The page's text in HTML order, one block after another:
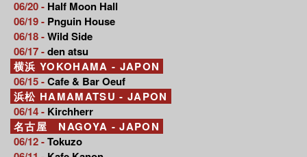
06/20 - Half Moon Hall
06/19 - Pnguin House
06/18 -Wild Side
06/17 -den atsu
横浜 YOKOHAMA - JAPON
06/15 -Cafe & Bar Oeuf
浜松 HAMAMATSU - JAPON
06/14 - Kirchherr
名古屋 NAGOYA - JAPON
06/12 -Tokuzo